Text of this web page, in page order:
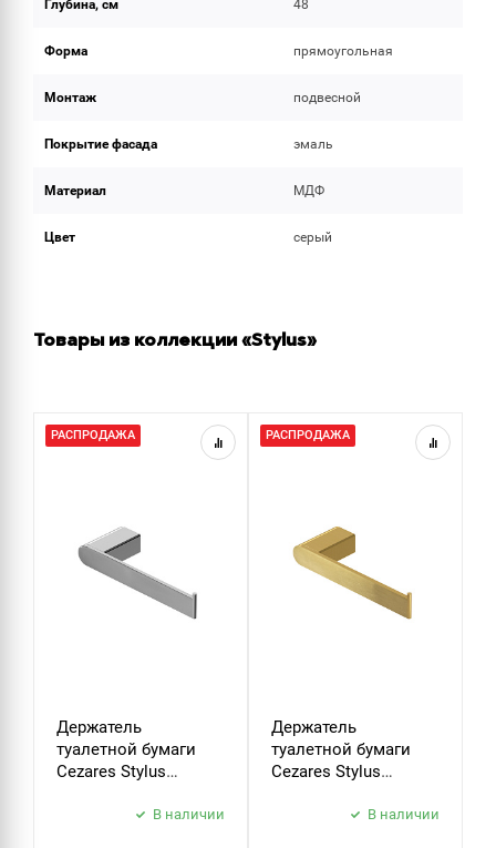
Глубина, см 48
Форма прямоугольная
Монтаж подвесной
Покрытие фасада эмаль
Материал МДФ
Цвет серый
Товары из коллекции «Stylus»
РАСПРОДАЖА
Держатель
туалетной бумаги
Cezares Stylus
В наличии
РАСПРОДАЖА
Держатель
туалетной бумаги
Cezares Stylus
брашированноеВ наличии